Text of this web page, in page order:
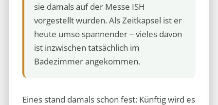
sie damals auf der Messe ISH
vorgestellt wurden. Als Zeitkapsel ist er
heute umso spannender – vieles davon
ist inzwischen tatsächlich im
Badezimmer angekommen.
Eines stand damals schon fest: Künftig wird es